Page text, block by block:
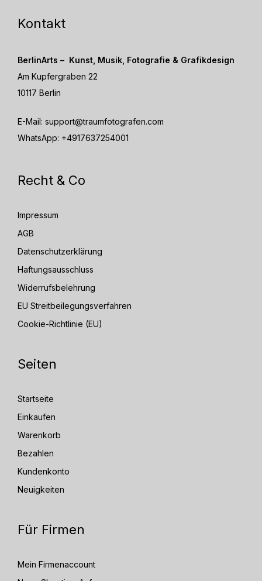
Kontakt
BerlinArts – Kunst, Musik, Fotografie & Grafikdesign
Am Kupfergraben 22
10117 Berlin
E-Mail: support@traumfotografen.com
WhatsApp: +4917637254001
Recht & Co
Impressum
AGB
Datenschutzerklärung
Haftungsausschluss
Widerrufsbelehrung
EU Streitbeilegungsverfahren
Cookie-Richtlinie (EU)
Seiten
Startseite
Einkaufen
Warenkorb
Bezahlen
Kundenkonto
Neuigkeiten
Für Firmen
Mein Firmenaccount